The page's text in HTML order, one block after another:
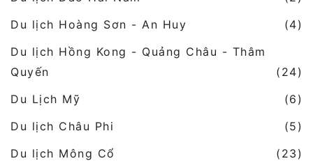
Du lịch Hoàng Sơn - An Huy
(4)
Du lịch Hồng Kong - Quảng Châu - Thâm
Quyến
(24)
Du Lịch Mỹ
(6)
Du lịch Châu Phi
(5)
Du lịch Mông Cổ
(23)